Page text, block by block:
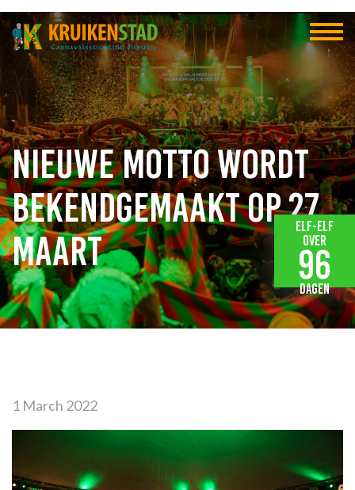
Nieuwe motto wordt
bekendgemaakt op 27
maart
1 March 2022
Elf-elf
over
96
dagen